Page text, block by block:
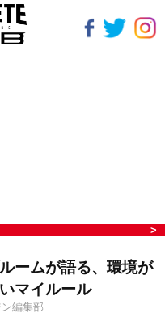
ームが語る、環境が
マイルール
編集部